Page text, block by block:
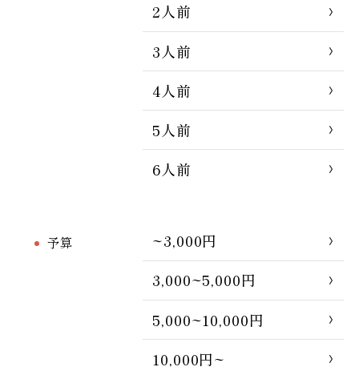
2人前
3人前
4人前
5人前
6人前
予算
~3,000円
3,000~5,000円
5,000~10,000円
10,000円~